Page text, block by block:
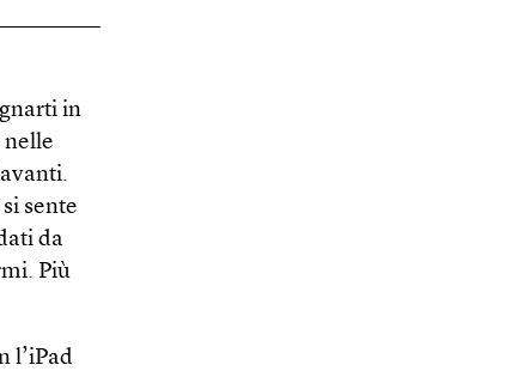
in
nelle
sente
da
Più
l’iPad